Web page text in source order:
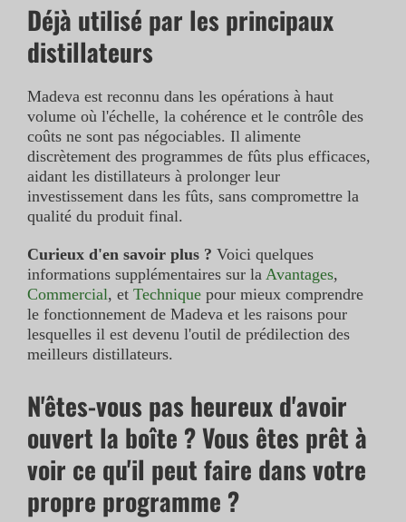
Déjà utilisé par les principaux
distillateurs
Madeva est reconnu dans les opérations à haut
volume où l'échelle, la cohérence et le contrôle des
coûts ne sont pas négociables. Il alimente
discrètement des programmes de fûts plus efficaces,
aidant les distillateurs à prolonger leur
investissement dans les fûts, sans compromettre la
qualité du produit final.
Curieux d'en savoir plus ? Voici quelques
informations supplémentaires sur la Avantages,
Commercial, et Techniquepour mieux comprendre
le fonctionnement de Madeva et les raisons pour
lesquelles il est devenu l'outil de prédilection des
meilleurs distillateurs.
N'êtes-vous pas heureux d'avoir
ouvert la boîte ? Vous êtes prêt à
voir ce qu'il peut faire dans votre
propre programme ?